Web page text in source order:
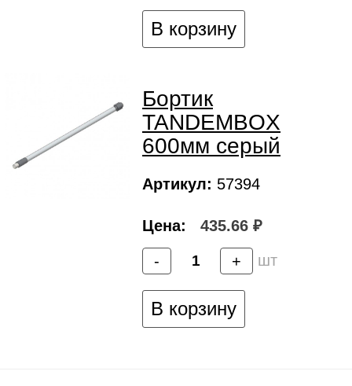
В корзину
Бортик
TANDEMBOX
600мм серый
Артикул: 57394
Цена: 435.66 ₽
- + шт
В корзину